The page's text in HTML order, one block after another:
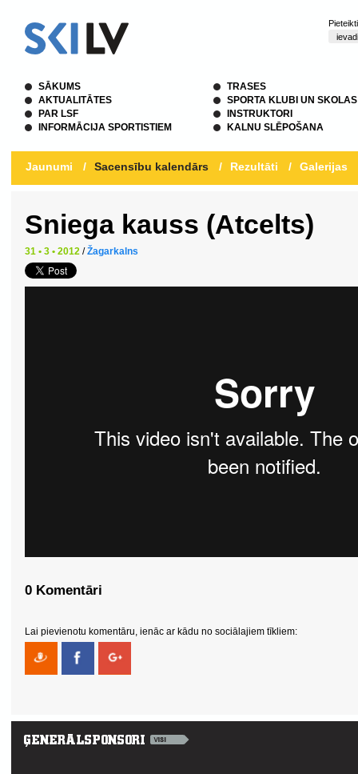
SĀKUMS
AKTUALITĀTES
PAR LSF
INFORMĀCIJA SPORTISTIEM
TRASES
SPORTA KLUBI UN SKOLAS
INSTRUKTORI
KALNU SLĒPOŠANA
Jaunumi / Sacensību kalendārs / Rezultāti / Galerijas
Sniega kauss (Atcelts)
31 • 3 • 2012 /Žagarkalns
0 Komentāri
Lai pievienotu komentāru, ienāc ar kādu no sociālajiem tīkliem: